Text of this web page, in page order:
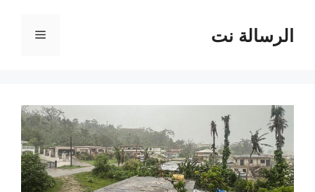
المحتوىالرسالة نت القائمة